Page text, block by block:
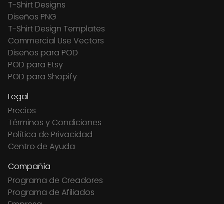
T-Shirt Designs
Diseños PNG
T-Shirt Design Templates
Commercial Use Vectors
Diseños para POD
POD para Etsy
POD para Shopify
Legal
Precios
Términos y Condiciones
Política de Privacidad
Centro de Ayuda
Compañía
Programa de Creadores
Programa de Afiliados